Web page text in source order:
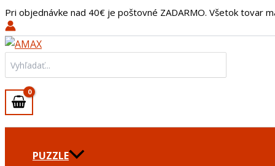
Preskočiť
na
obsah
Pri objednávke nad 40€ je poštovné ZADARMO. Všetok tovar
for:
PUZZLE
Mister
Tea
Lúhovač
čaju